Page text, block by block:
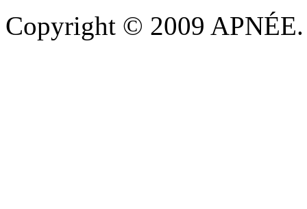
Copyright © 2009 APNÉE.